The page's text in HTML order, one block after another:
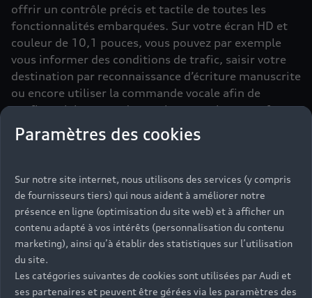
offrir un contrôle précis et tactile de toutes les
fonctionnalités embarquées. Sur votre écran HD et
couleur de 10,1 pouces, vous pouvez par exemple
vous informer des conditions de trafic, saisir votre
destination par reconnaissance d’écriture manuscrite
ou encore utiliser la commande vocale afin de
profiter pleinement de vos titres musicaux préférés.
Des trajets
facilités avec
l'Audi Virtual
Cockpit
Paramètres des cookies
Sur notre site internet, nous utilisons des services (y compris
de fournisseurs tiers) qui nous aident à améliorer notre
présence en ligne (optimisation du site web) et à afficher un
contenu adapté à vos intérêts (personnalisation du contenu
marketing), ainsi qu’à établir des statistiques sur l’utilisation
du site.
Les catégories suivantes de cookies sont utilisées par Audi et
ses partenaires et peuvent être gérées via les paramètres des